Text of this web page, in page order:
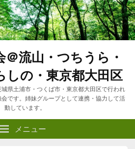
流山・つちうら・
しの・東京都大田区
県土浦市・つくば市・東京都大田区で行われ
です。姉妹グループとして連携・協力して活
動しています。
メニュー